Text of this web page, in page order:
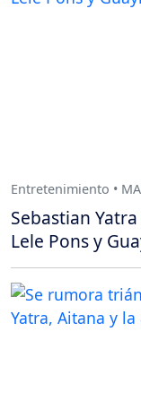
Entretenimiento •
Sebastian
Lele Pons y